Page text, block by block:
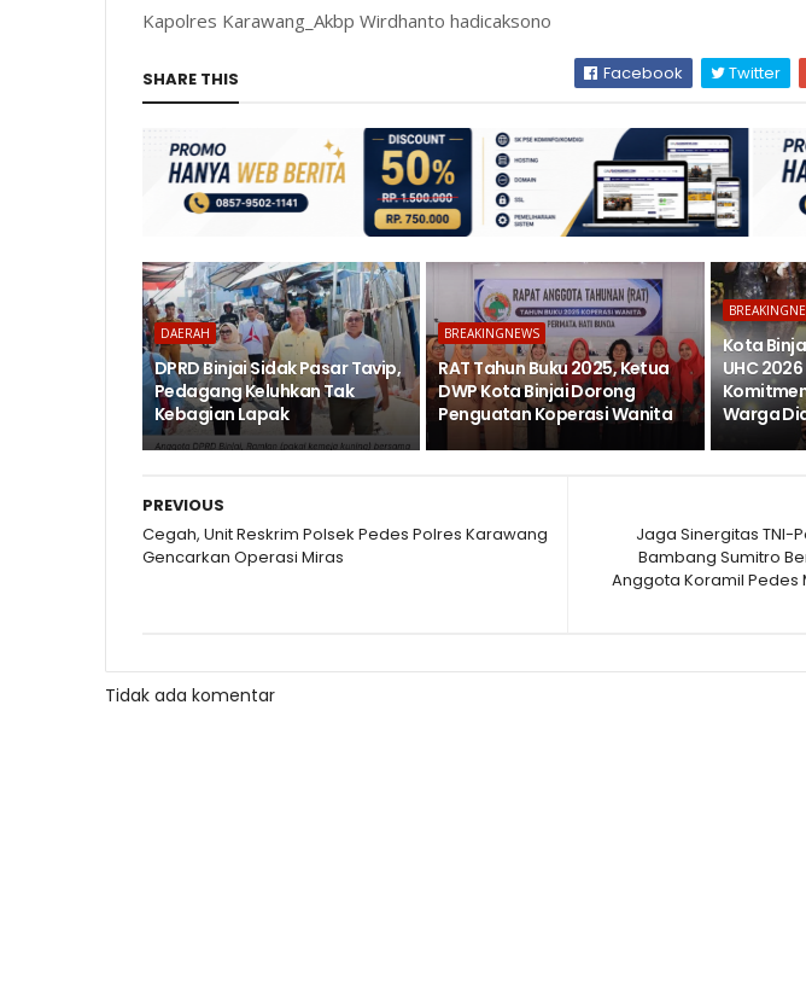
Kapolres Karawang_Akbp Wirdhanto hadicaksono
SHARE THIS Facebook Twitter
DAERAH
DPRD Binjai Sidak Pasar Tavip,
Pedagang Keluhkan Tak
Kebagian Lapak
BREAKINGNEWS
RAT Tahun Buku 2025, Ketua
DWP Kota Binjai Dorong
Penguatan Koperasi Wanita
Kota
UHC
Warga
Jaga Sinergitas TNI-
Bambang Sumitro
Anggota Koramil Pedes
PREVIOUS
Cegah, Unit Reskrim Polsek Pedes Polres Karawang
Gencarkan Operasi Miras
Tidak ada komentar